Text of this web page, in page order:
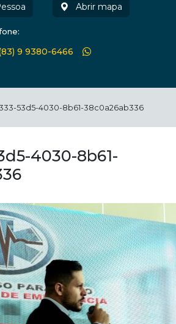
Abrir mapa
9 9380-6466
53d5-4030-8b61-38c0a26ab336
4030-8b61-